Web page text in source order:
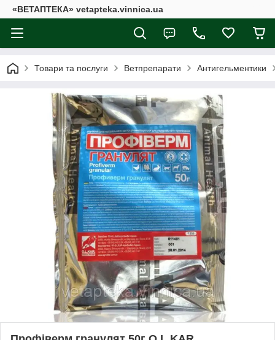
«ВЕТАПТЕКА» vetapteka.vinnica.ua
Товари та послуги Ветпрепарати Антигельментики